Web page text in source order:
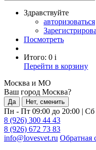
Здравствуйте
авторизоваться
Посмотреть
Итого: 0 i
Перейти в корзину
Москва и МО
Ваш город Москва?
Да Нет, сменить
Пн - Пт 09:00 до 20:00 | Сб
8 (926) 300 44 43
8 (926) 672 73 83
info@lovesvet.ru Обратная